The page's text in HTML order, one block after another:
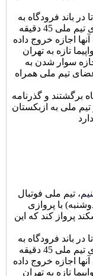
در باند فرودگاه به
سمت هواپیما بروند، اتوبوس حامل اعضای تیم ملی 45 دقیقه
اجازه خروج داده
تازه به تهران
سوار شدن به
تیم ملی همراه
برگشتند و گذرنامه
ملی به ازبکستان
، تیم ملی فوتبال
ساعت 11 امروز (دوشنبه) با پروازی
پرواز کند که این
در باند فرودگاه به
سمت هواپیما بروند، اتوبوس حامل اعضای تیم ملی 45 دقیقه
اجازه خروج داده
تازه به تهران